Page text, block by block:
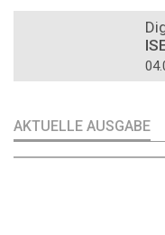
AKTUELLE AUSGABE